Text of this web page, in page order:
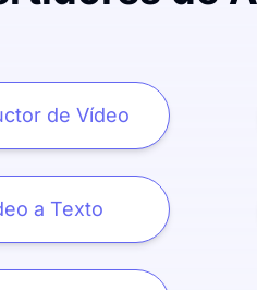
de Vídeo
a Texto